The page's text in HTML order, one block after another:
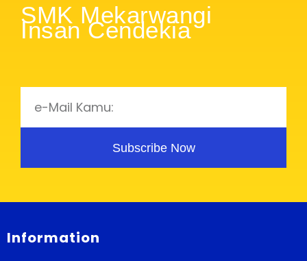
SMK Mekarwangi
Insan Cendekia
Subscribe Now
Information